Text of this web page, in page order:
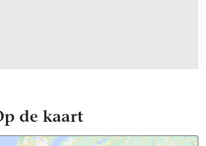
de kaart